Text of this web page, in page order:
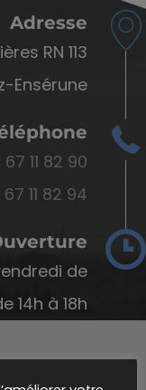
Adresse
RN 113
Ensérune
11 82 90
11 82 94
de
14h à 18h